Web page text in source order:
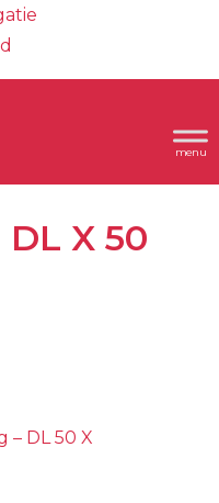
Rechts
X 50
– DL 50 X